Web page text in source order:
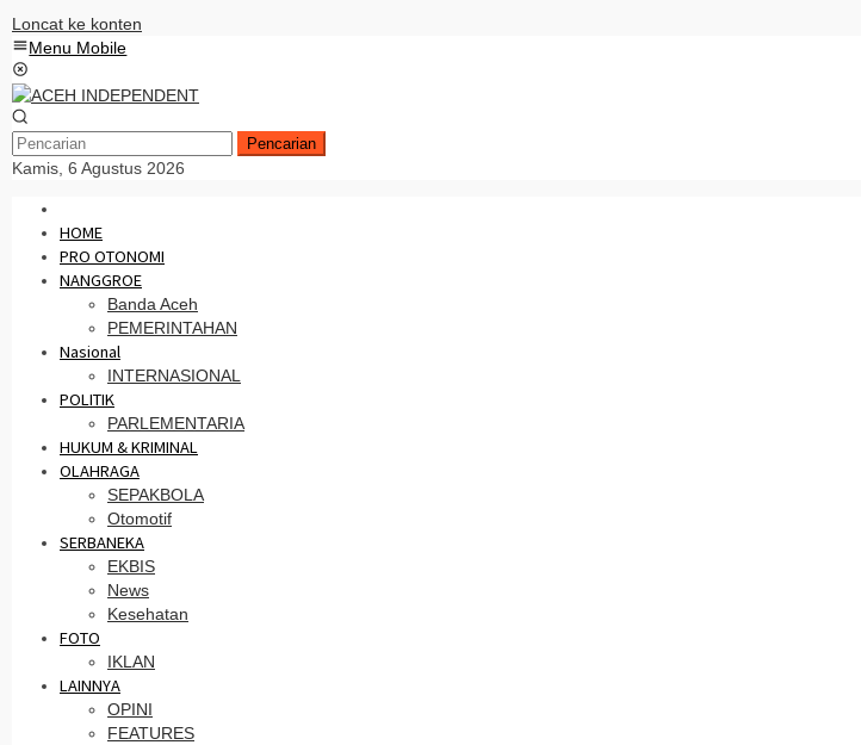
Loncat ke konten
Menu Mobile
Pencarian
Kamis, 6 Agustus 2026
HOME
PRO OTONOMI
NANGGROE
Banda Aceh
PEMERINTAHAN
Nasional
INTERNASIONAL
POLITIK
PARLEMENTARIA
HUKUM & KRIMINAL
OLAHRAGA
SEPAKBOLA
Otomotif
SERBANEKA
EKBIS
News
Kesehatan
FOTO
IKLAN
LAINNYA
OPINI
FEATURES